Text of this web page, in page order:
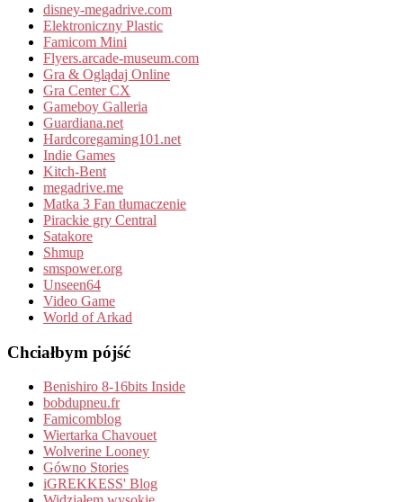
disney-megadrive.com
Elektroniczny Plastic
Famicom Mini
Flyers.arcade-museum.com
Gra & Oglądaj Online
Gra Center CX
Gameboy Galleria
Guardiana.net
Hardcoregaming101.net
Indie Games
Kitch-Bent
megadrive.me
Matka 3 Fan tłumaczenie
Pirackie gry Central
Satakore
Shmup
smspower.org
Unseen64
Video Game
World of Arkad
Chciałbym pójść
Benishiro 8-16bits Inside
bobdupneu.fr
Famicomblog
Wiertarka Chavouet
Wolverine Looney
Gówno Stories
iGREKKESS' Blog